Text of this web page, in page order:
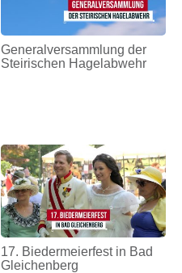
Generalversammlung der
Steirischen Hagelabwehr
17. Biedermeierfest in Bad
Gleichenberg